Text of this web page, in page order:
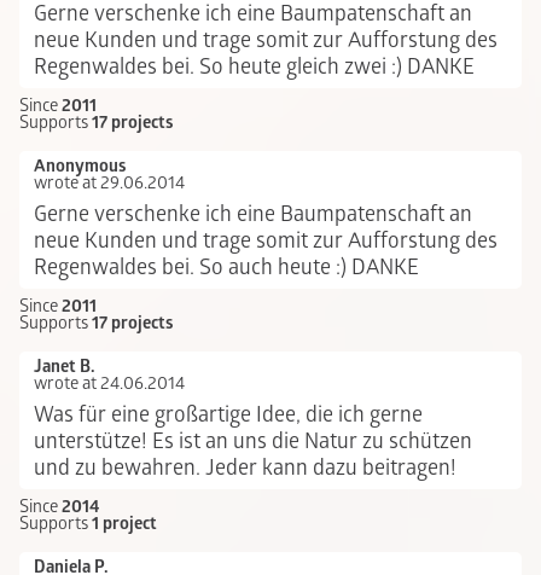
Gerne verschenke ich eine Baumpatenschaft an
neue Kunden und trage somit zur Aufforstung des
Regenwaldes bei. So heute gleich zwei :) DANKE
Since2011
Supports17 projects
Anonymous
wrote at 29.06.2014
Gerne verschenke ich eine Baumpatenschaft an
neue Kunden und trage somit zur Aufforstung des
Regenwaldes bei. So auch heute :) DANKE
Since2011
Supports17 projects
Janet B.
wrote at 24.06.2014
Was für eine großartige Idee, die ich gerne
unterstütze! Es ist an uns die Natur zu schützen
und zu bewahren. Jeder kann dazu beitragen!
Since2014
Supports1 project
Daniela P.